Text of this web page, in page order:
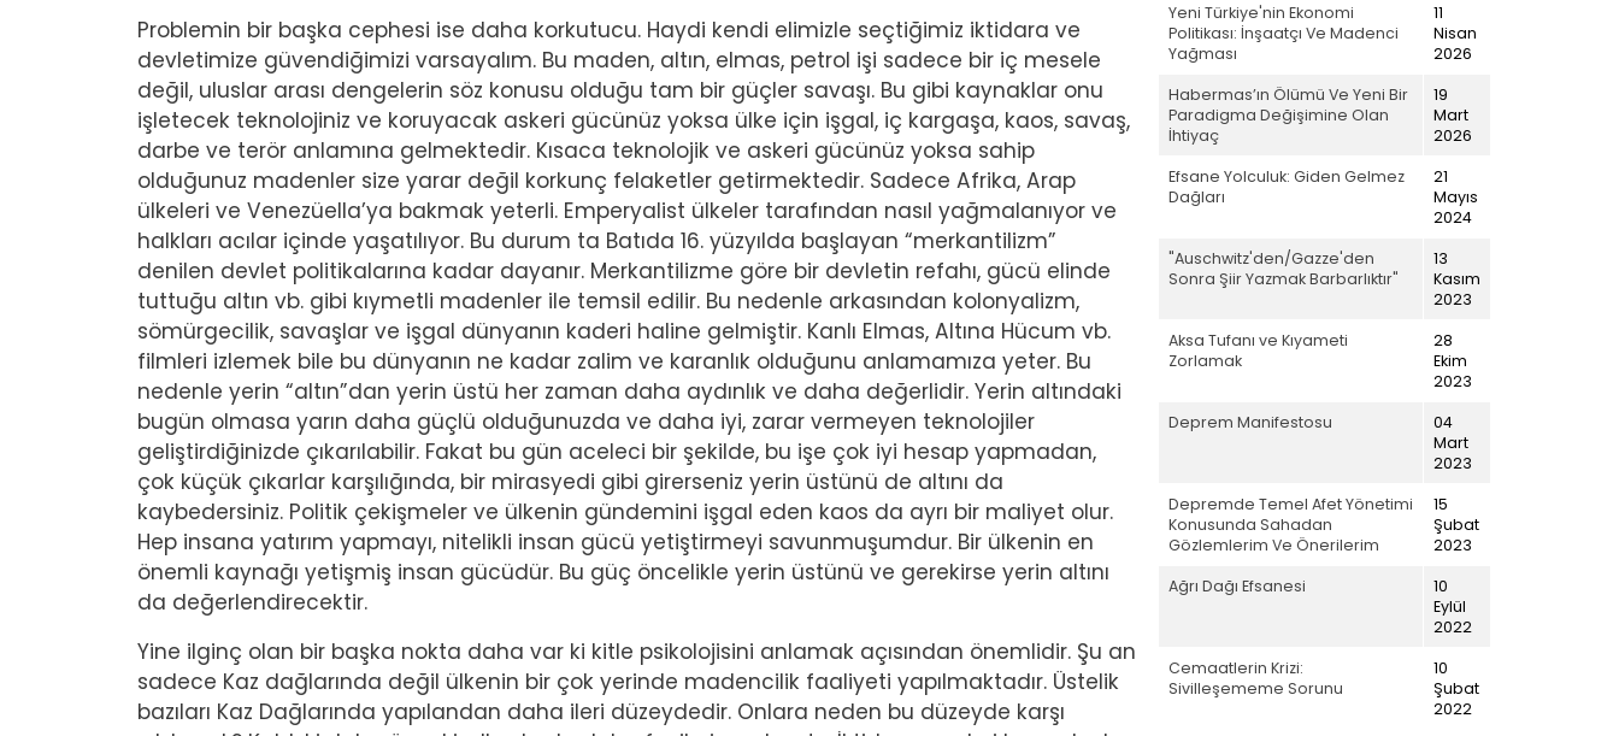
Problemin bir başka cephesi ise daha korkutucu. Haydi kendi elimizle seçtiğimiz iktidara ve
devletimize güvendiğimizi varsayalım. Bu maden, altın, elmas, petrol işi sadece bir iç mesele
değil, uluslar arası dengelerin söz konusu olduğu tam bir güçler savaşı. Bu gibi kaynaklar onu
işletecek teknolojiniz ve koruyacak askeri gücünüz yoksa ülke için işgal, iç kargaşa, kaos, savaş,
darbe ve terör anlamına gelmektedir. Kısaca teknolojik ve askeri gücünüz yoksa sahip
olduğunuz madenler size yarar değil korkunç felaketler getirmektedir. Sadece Afrika, Arap
ülkeleri ve Venezüella’ya bakmak yeterli. Emperyalist ülkeler tarafından nasıl yağmalanıyor ve
halkları acılar içinde yaşatılıyor. Bu durum ta Batıda 16. yüzyılda başlayan “merkantilizm”
denilen devlet politikalarına kadar dayanır. Merkantilizme göre bir devletin refahı, gücü elinde
tuttuğu altın vb. gibi kıymetli madenler ile temsil edilir. Bu nedenle arkasından kolonyalizm,
sömürgecilik, savaşlar ve işgal dünyanın kaderi haline gelmiştir. Kanlı Elmas, Altına Hücum vb.
filmleri izlemek bile bu dünyanın ne kadar zalim ve karanlık olduğunu anlamamıza yeter. Bu
nedenle yerin “altın”dan yerin üstü her zaman daha aydınlık ve daha değerlidir. Yerin altındaki
bugün olmasa yarın daha güçlü olduğunuzda ve daha iyi, zarar vermeyen teknolojiler
geliştirdiğinizde çıkarılabilir. Fakat bu gün aceleci bir şekilde, bu işe çok iyi hesap yapmadan,
çok küçük çıkarlar karşılığında, bir mirasyedi gibi girerseniz yerin üstünü de altını da
kaybedersiniz. Politik çekişmeler ve ülkenin gündemini işgal eden kaos da ayrı bir maliyet olur.
Hep insana yatırım yapmayı, nitelikli insan gücü yetiştirmeyi savunmuşumdur. Bir ülkenin en
önemli kaynağı yetişmiş insan gücüdür. Bu güç öncelikle yerin üstünü ve gerekirse yerin altını
da değerlendirecektir.
Yine ilginç olan bir başka nokta daha var ki kitle psikolojisini anlamak açısından önemlidir. Şu an
sadece Kaz dağlarında değil ülkenin bir çok yerinde madencilik faaliyeti yapılmaktadır. Üstelik
bazıları Kaz Dağlarında yapılandan daha ileri düzeydedir. Onlara neden bu düzeyde karşı
Yeni Türkiye'nin Ekonomi
Politikası: İnşaatçı Ve Madenci
Yağması
11
Nisan
2026
Habermas’ın Ölümü Ve Yeni Bir
Paradigma Değişimine Olan
İhtiyaç
19
Mart
2026
Efsane Yolculuk: Giden Gelmez
Dağları
21
Mayıs
2024
"Auschwitz'den/Gazze'den
Sonra Şiir Yazmak Barbarlıktır"
13
Kasım
2023
Aksa Tufanı ve Kıyameti
Zorlamak
28
Ekim
2023
Deprem Manifestosu
04
Mart
2023
Depremde Temel Afet Yönetimi
Konusunda Sahadan
Gözlemlerim Ve Önerilerim
15
Şubat
2023
Ağrı Dağı Efsanesi
10
Eylül
2022
Cemaatlerin Krizi:
Sivilleşememe Sorunu
10
Şubat
2022